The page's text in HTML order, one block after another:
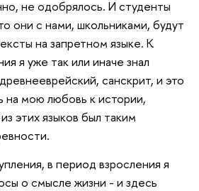
не одобрялось. И студенты
они с нами, школьниками, будут
на запретном языке. К
я уже так или иначе знал
санскрит, и это
на мою любовь к истории,
этих языков был таким
в период взросления я
о смысле жизни - и здесь